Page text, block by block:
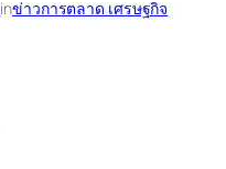
inข่าวการตลาด เศรษฐกิจ